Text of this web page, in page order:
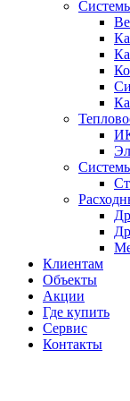
Клиентам
Объекты
Акции
Где купить
Сервис
Контакты